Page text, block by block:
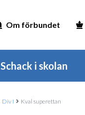
Om förbundet
Schack i skolan
Div I Kval superettan